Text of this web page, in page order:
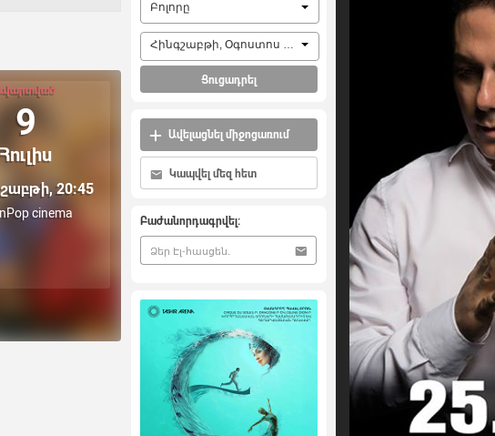
9
Հուլիս
20:45
cinema
Բոլորը
Հինգշաբթի, Օգոստոս 6, 2026
Ցուցադրել
Ավելացնել միջոցառում
Կապվել մեզ հետ
Բաժանորդագրվել: